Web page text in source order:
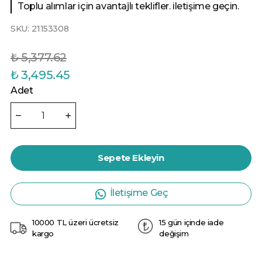
Toplu alımlar için avantajlı teklifler. iletişime geçin.
SKU: 21153308
₺ 5,377.62
₺ 3,495.45
Adet
Sepete Ekleyin
İletişime Geç
10000 TL üzeri ücretsiz
kargo
15 gün içinde iade
değişim